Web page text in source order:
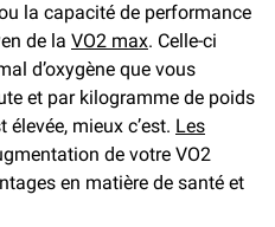
la capacité de performance
de la VO2 max. Celle-ci
d’oxygène que vous
et par kilogramme de poids
mieux c’est. Les
de votre VO2
en matière de santé et